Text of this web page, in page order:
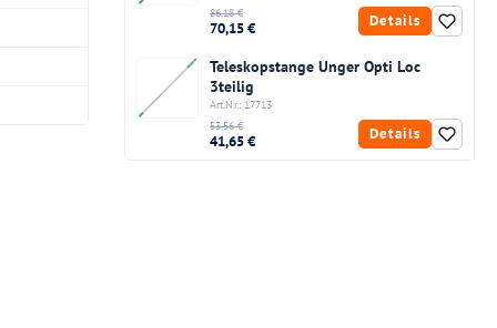
86,18 €
70,15 € Details
Teleskopstange Unger Opti Loc
3teilig
Art.Nr.: 17713
53,56 €
41,65 € Details